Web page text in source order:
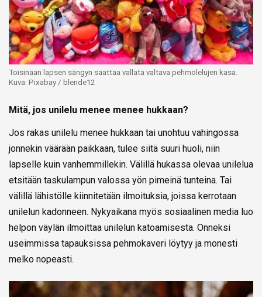
Toisinaan lapsen sängyn saattaa vallata valtava pehmolelujen kasa.
Kuva: Pixabay / blende12
Mitä, jos unilelu menee menee hukkaan?
Jos rakas unilelu menee hukkaan tai unohtuu vahingossa
jonnekin väärään paikkaan, tulee siitä suuri huoli, niin
lapselle kuin vanhemmillekin. Välillä hukassa olevaa unilelua
etsitään taskulampun valossa yön pimeinä tunteina. Tai
välillä lähistölle kiinnitetään ilmoituksia, joissa kerrotaan
unilelun kadonneen. Nykyaikana myös sosiaalinen media luo
helpon väylän ilmoittaa unilelun katoamisesta. Onneksi
useimmissa tapauksissa pehmokaveri löytyy ja monesti
melko nopeasti.